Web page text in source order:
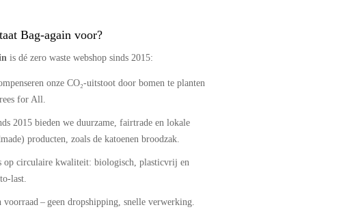
Bag-again voor?
is dé zero waste webshop sinds 2015:
onze CO₂-uitstoot door bomen te planten
for All.
2015 bieden we duurzame, fairtrade en lokale
producten, zoals de katoenen broodzak.
op circulaire kwaliteit: biologisch, plasticvrij en
last.
voorraad – geen dropshipping, snelle verwerking.